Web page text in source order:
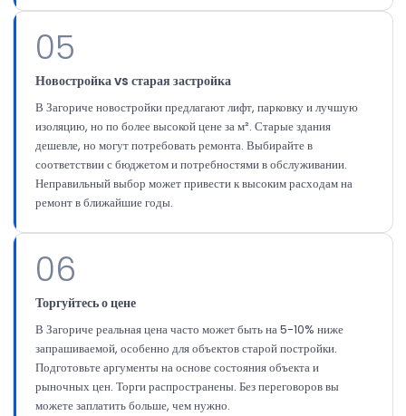
05
Новостройка vs старая застройка
В Загориче новостройки предлагают лифт, парковку и лучшую
изоляцию, но по более высокой цене за м². Старые здания
дешевле, но могут потребовать ремонта. Выбирайте в
соответствии с бюджетом и потребностями в обслуживании.
Неправильный выбор может привести к высоким расходам на
ремонт в ближайшие годы.
06
Торгуйтесь о цене
В Загориче реальная цена часто может быть на 5-10% ниже
запрашиваемой, особенно для объектов старой постройки.
Подготовьте аргументы на основе состояния объекта и
рыночных цен. Торги распространены. Без переговоров вы
можете заплатить больше, чем нужно.